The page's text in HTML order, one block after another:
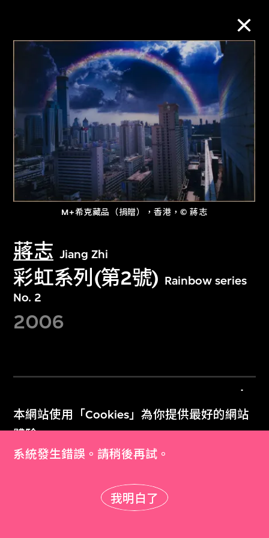
M+希克藏品（捐贈），香港，© 蔣志
蔣志 Jiang Zhi
彩虹系列(第2號) Rainbow series
No. 2
2006
本網站使用「Cookies」為你提供最好的網站
體驗。
了解更多
明白
系統發生錯誤。請稍後再試。
我明白了
M+藏品
進一步篩選 搜索